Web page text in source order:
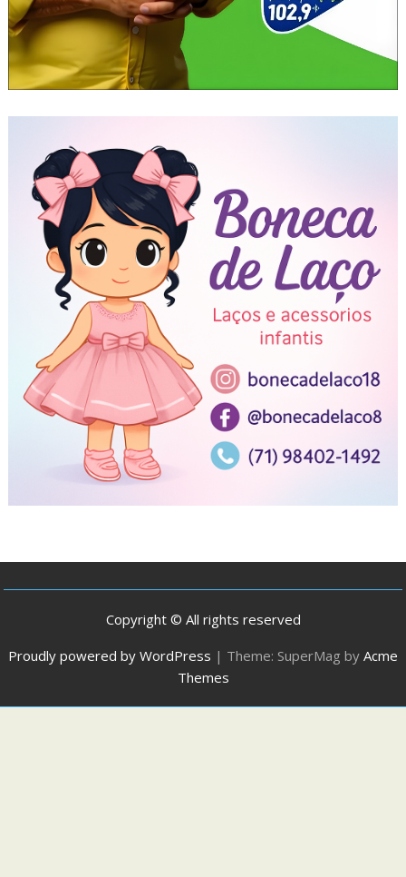
Copyright © All rights reserved
Proudly powered by WordPress | Theme: SuperMag by Acme
Themes